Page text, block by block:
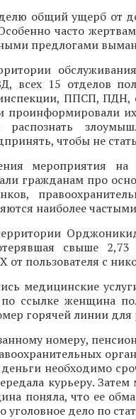
общий ущерб от
часто
предлогами
всех 15 отделов
ППСП, ПДН,
проинформировали
распознать
чтобы не
мероприятия
гражданам про
наиболее
свыше
от пользователя с
медицинские
ссылке женщина
горячей линии
номеру,
необходимо
курьеру.
поняла, что ее
уголовное дело по